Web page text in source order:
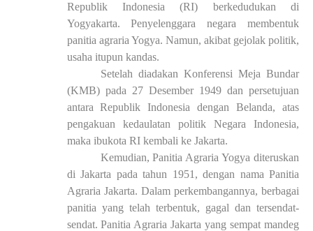
Republik Indonesia (RI) berkedudukan di
Yogyakarta. Penyelenggara negara membentuk
panitia agraria Yogya. Namun, akibat gejolak politik,
usaha itupun kandas.
Setelah diadakan Konferensi Meja Bundar
(KMB) pada 27 Desember 1949 dan persetujuan
antara Republik Indonesia dengan Belanda, atas
pengakuan kedaulatan politik Negara Indonesia,
maka ibukota RI kembali ke Jakarta.
Kemudian, Panitia Agraria Yogya diteruskan
di Jakarta pada tahun 1951, dengan nama Panitia
Agraria Jakarta. Dalam perkembangannya, berbagai
panitia yang telah terbentuk, gagal dan tersendat-
sendat. Panitia Agraria Jakarta yang sempat mandeg